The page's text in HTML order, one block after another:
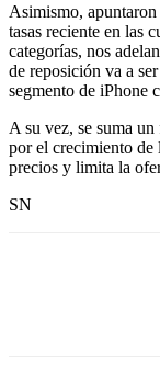
Asimismo,
tasas reciente en las
categorías, nos
de reposición va a
segmento de iPhone
A su vez, se suma
por el crecimiento
precios y limita la
SN